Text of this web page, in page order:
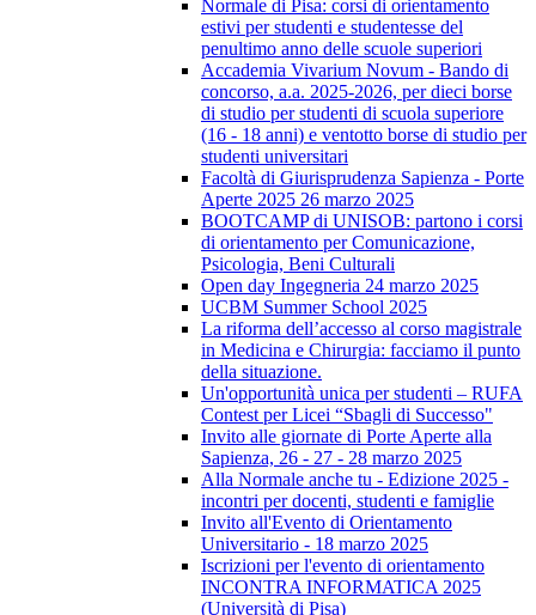
Normale di Pisa: corsi di orientamento
estivi per studenti e studentesse del
penultimo anno delle scuole superiori
Accademia Vivarium Novum - Bando di
concorso, a.a. 2025-2026, per dieci borse
di studio per studenti di scuola superiore
(16 - 18 anni) e ventotto borse di studio per
studenti universitari
Facoltà di Giurisprudenza Sapienza - Porte
Aperte 2025 26 marzo 2025
BOOTCAMP di UNISOB: partono i corsi
di orientamento per Comunicazione,
Psicologia, Beni Culturali
Open day Ingegneria 24 marzo 2025
UCBM Summer School 2025
La riforma dell’accesso al corso magistrale
in Medicina e Chirurgia: facciamo il punto
della situazione.
Un'opportunità unica per studenti – RUFA
Contest per Licei “Sbagli di Successo"
Invito alle giornate di Porte Aperte alla
Sapienza, 26 - 27 - 28 marzo 2025
Alla Normale anche tu - Edizione 2025 -
incontri per docenti, studenti e famiglie
Invito all'Evento di Orientamento
Universitario - 18 marzo 2025
Iscrizioni per l'evento di orientamento
INCONTRA INFORMATICA 2025
(Università di Pisa)